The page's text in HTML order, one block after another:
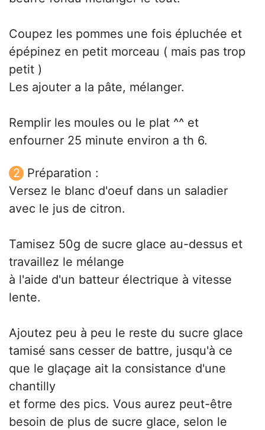
Coupez les pommes une fois épluchée et
épépinez en petit morceau ( mais pas trop
petit )
Les ajouter a la pâte, mélanger.
Remplir les moules ou le plat ^^ et
enfourner 25 minute environ a th 6.
Préparation :
Versez le blanc d'oeuf dans un saladier
avec le jus de citron.
Tamisez 50g de sucre glace au-dessus et
travaillez le mélange
à l'aide d'un batteur électrique à vitesse
lente.
Ajoutez peu à peu le reste du sucre glace
tamisé sans cesser de battre, jusqu'à ce
que le glaçage ait la consistance d'une
chantilly
et forme des pics. Vous aurez peut-être
besoin de plus de sucre glace, selon le